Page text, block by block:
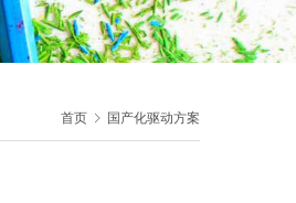
首页 国产化驱动方案